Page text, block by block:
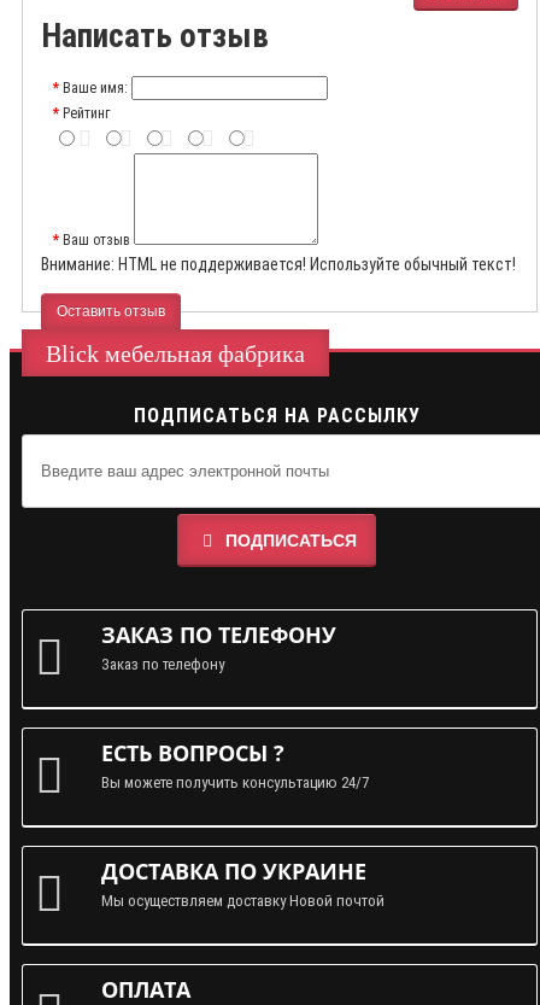
Написать отзыв
Ваше имя:
Рейтинг
Ваш отзыв
Внимание: HTML не поддерживается! Используйте обычный текст!
Оставить отзыв
Blick мебельная фабрика
ПОДПИСАТЬСЯ НА РАССЫЛКУ
ПОДПИСАТЬСЯ
ЗАКАЗ ПО ТЕЛЕФОНУ
Заказ по телефону
ЕСТЬ ВОПРОСЫ ?
Вы можете получить консультацию 24/7
ДОСТАВКА ПО УКРАИНЕ
Мы осуществляем доставку Новой почтой
ОПЛАТА